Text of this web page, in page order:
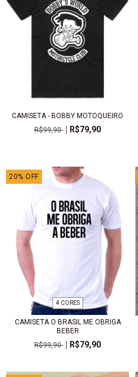
CAMISETA - BOBBY MOTOQUEIRO
R$99,90
R$79,90
20% OFF
4 CORES
CAMISETA O BRASIL ME OBRIGA
BEBER
R$99,90
R$79,90